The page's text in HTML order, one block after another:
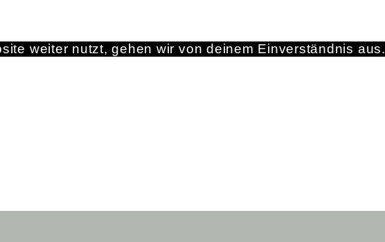
weiter nutzt, gehen wir von deinem Einverständnis aus.